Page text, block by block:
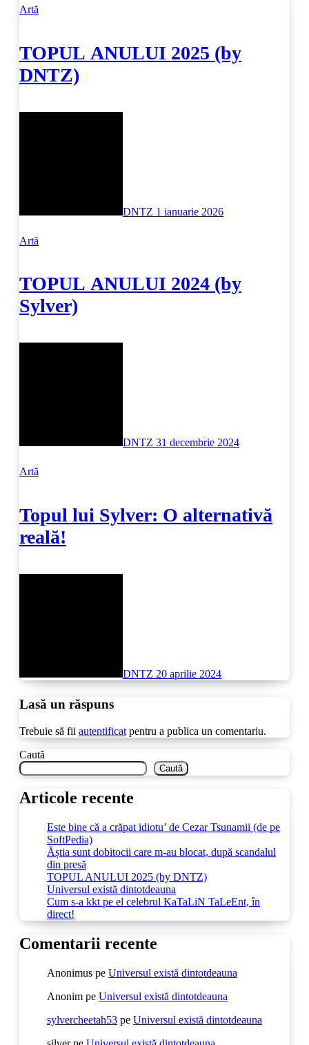
Artă
TOPUL ANULUI 2025 (by
DNTZ)
DNTZ 1 ianuarie 2026
Artă
TOPUL ANULUI 2024 (by
Sylver)
DNTZ 31 decembrie 2024
Artă
Topul lui Sylver: O alternativă
reală!
DNTZ 20 aprilie 2024
Lasă un răspuns
Trebuie să fii autentificat pentru a publica un comentariu.
Caută
Caută
Articole recente
Este bine că a crăpat idiotu’ de Cezar Tsunamii (de pe
SoftPedia)
Ăștia sunt dobitocii care m-au blocat, după scandalul
din presă
TOPUL ANULUI 2025 (by DNTZ)
Universul există dintotdeauna
Cum s-a kkt pe el celebrul KaTaLiN TaLeEnt, în
direct!
Comentarii recente
Anonimus pe Universul există dintotdeauna
Anonim pe Universul există dintotdeauna
sylvercheetah53 pe Universul există dintotdeauna